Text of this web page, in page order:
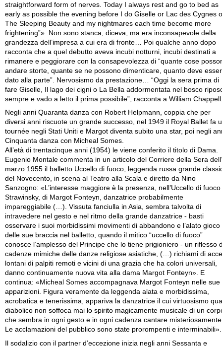
straightforward form of nerves. Today I always rest and go to bed as
early as possible the evening before I do Giselle or Lac des Cygnes
The Sleeping Beauty and my nightmares each time become more
frightening”». Non sono stanca, diceva, ma era inconsapevole della
grandezza dell’impresa a cui era di fronte… Poi qualche anno dopo
racconta che a quel debutto aveva incubi notturni, incubi destinati a
rimanere e peggiorare con la consapevolezza di “quante cose
andare storte, quante se ne possono dimenticare, quanto deve
dato alla parte”. Nervosismo da prestazione… “Oggi la sera prima di
fare Giselle, Il lago dei cigni o La Bella addormentata nel bosco
sempre e vado a letto il prima possibile”, racconta a William
Negli anni Quaranta danza con Robert Helpmann, coppia che per
diversi anni riscuote un grande successo, nel 1949 il Royal Ballet fa
tournée negli Stati Uniti e Margot diventa subito una star, poi negli
Cinquanta danza con Micheal Somes.
All’età di trentacinque anni (1954) le viene conferito il titolo di Dama.
Eugenio Montale commenta in un articolo del Corriere della Sera
marzo 1955 il balletto Uccello di fuoco, leggenda russa grande
del Novecento, in scena al Teatro alla Scala e diretto da Nino
Sanzogno: «L’interesse maggiore è la presenza, nell’Uccello di fuoco
Strawinsky, di Margot Fonteyn, danzatrice probabilmente
impareggiabile (…). Vissuta fanciulla in Asia, sembra talvolta di
intravedere nel gesto e nel ritmo della grande danzatrice - basti
osservare i suoi morbidissimi movimenti di abbandono e l’alato gioco
delle sue braccia nel balletto, quando il mitico “uccello di fuoco”
conosce l’amplesso del Principe che lo tiene prigioniero - un riflesso
cadenze mimiche delle danze religiose asiatiche, (…) richiami di
lontani di palpiti remoti e vicini di una grazia che ha colori universali,
danno continuamente nuova vita alla dama Margot Fonteyn». E
continua: «Micheal Somes accompagnava Margot Fonteyn nelle sue
apparizioni. Figura veramente da leggenda alata e morbidissima,
acrobatica e tenerissima, appariva la danzatrice il cui virtuosismo
diabolico non soffoca mai lo spirito magicamente musicale di un
che sembra in ogni gesto e in ogni cadenza cantare
Le acclamazioni del pubblico sono state prorompenti e interminabili».
Il sodalizio con il partner d’eccezione inizia negli anni Sessanta e